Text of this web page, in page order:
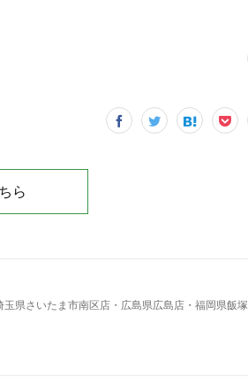
ら
県さいたま市南区店・広島県広島店・福岡県飯塚